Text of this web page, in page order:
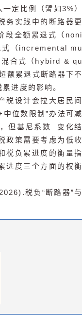
定比例（譬如3%）
务实践中的断路器更
段全额累退式（noni
（incremental mu
合式（hybird & qu
额累退式断路器下不
进度的影响。
税设计会拉大居民间
位数限制”办法可减
但 基尼系数
变化结
政策需要考虑为低收
税负累进度的衡量指
进度三个方面的权衡
税负“断路器”与